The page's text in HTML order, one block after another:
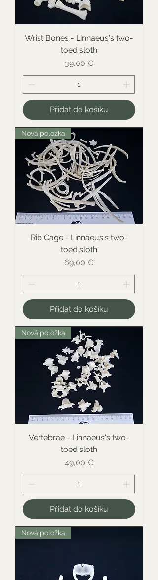
Wrist Bones - Linnaeus's two-
toed sloth
Cena
39,00 €
Přidat do košíku
Nová položka
Rib Cage - Linnaeus's two-
toed sloth
Cena
69,00 €
Přidat do košíku
Nová položka
Vertebrae - Linnaeus's two-
toed sloth
Cena
49,00 €
Přidat do košíku
Nová položka